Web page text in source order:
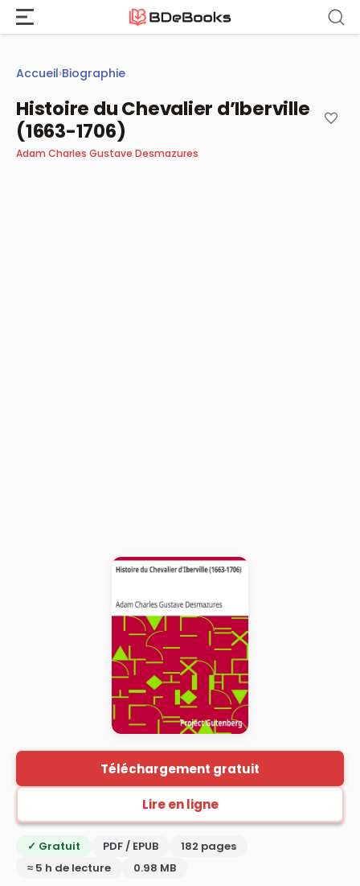
Aller
contenu
Accueil›Biographie
Histoire du Chevalier d’Iberville
(1663-1706)
Adam Charles Gustave Desmazures
Téléchargement gratuit
Lire en ligne
✓ Gratuit PDF / EPUB
182 pages
≈ 5 h de lecture
0.98 MB